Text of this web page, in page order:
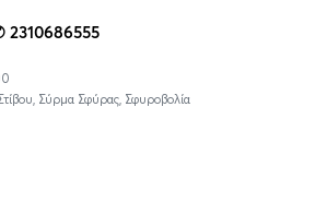
2310686555
Σύρμα Σφύρας Σφυροβολία